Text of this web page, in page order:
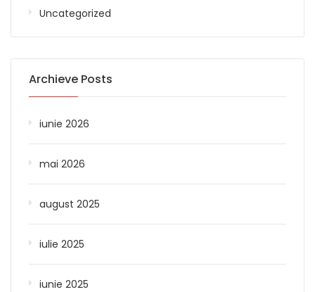
Uncategorized
Archieve Posts
iunie 2026
mai 2026
august 2025
iulie 2025
iunie 2025